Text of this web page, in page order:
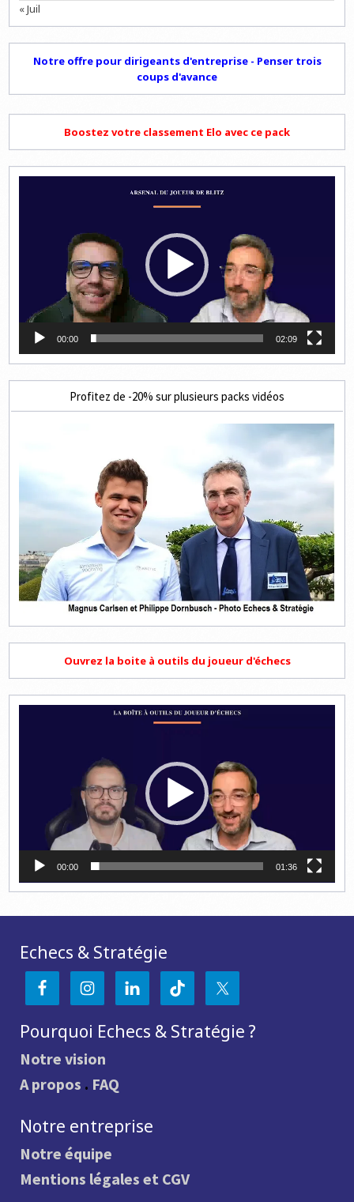
« Juil
Notre offre pour dirigeants d'entreprise - Penser trois
coups d'avance
Boostez votre classement Elo avec ce pack
00:00 02:09
Profitez de -20% sur plusieurs packs vidéos
Ouvrez la boite à outils du joueur d'échecs
00:00 01:36
Echecs & Stratégie
Pourquoi Echecs & Stratégie ?
Notre vision
A propos . FAQ
Notre entreprise
Notre équipe
Mentions légales et CGV